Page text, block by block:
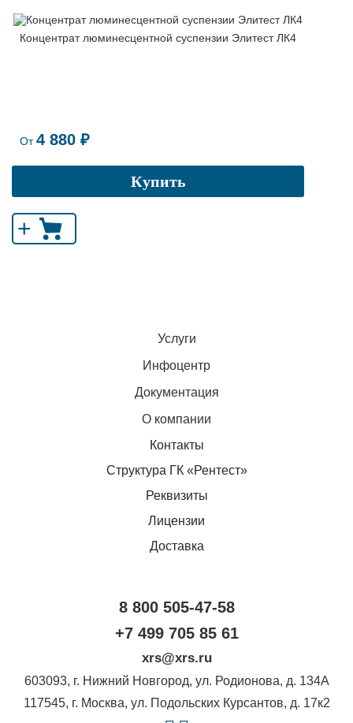
Концентрат люминесцентной суспензии Элитест ЛК4
От4 880 ₽
Купить
+
Услуги
Инфоцентр
Документация
О компании
Контакты
Структура ГК «Рентест»
Реквизиты
Лицензии
Доставка
8 800 505-47-58
+7 499 705 85 61
xrs@xrs.ru
603093, г. Нижний Новгород, ул. Родионова, д. 134А
117545, г. Москва, ул. Подольских Курсантов, д. 17к2